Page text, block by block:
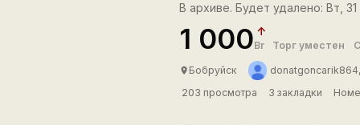
В архиве. Будет удалено: Вт,
1 000Br Торг уместен
place Бобруйск
203 просмотра
3 закладки